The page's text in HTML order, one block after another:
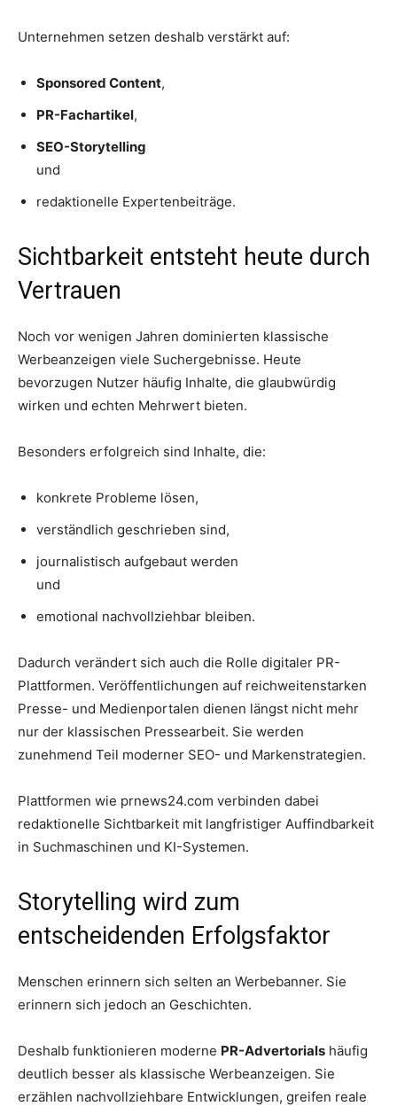
Unternehmen setzen deshalb verstärkt auf:
Sponsored Content,
PR-Fachartikel,
SEO-Storytelling
und
redaktionelle Expertenbeiträge.
Sichtbarkeit entsteht heute durch
Vertrauen
Noch vor wenigen Jahren dominierten klassische
Werbeanzeigen viele Suchergebnisse. Heute
bevorzugen Nutzer häufig Inhalte, die glaubwürdig
wirken und echten Mehrwert bieten.
Besonders erfolgreich sind Inhalte, die:
konkrete Probleme lösen,
verständlich geschrieben sind,
journalistisch aufgebaut werden
und
emotional nachvollziehbar bleiben.
Dadurch verändert sich auch die Rolle digitaler PR-
Plattformen. Veröffentlichungen auf reichweitenstarken
Presse- und Medienportalen dienen längst nicht mehr
nur der klassischen Pressearbeit. Sie werden
zunehmend Teil moderner SEO- und Markenstrategien.
Plattformen wie prnews24.com verbinden dabei
redaktionelle Sichtbarkeit mit langfristiger Auffindbarkeit
in Suchmaschinen und KI-Systemen.
Storytelling wird zum
entscheidenden Erfolgsfaktor
Menschen erinnern sich selten an Werbebanner. Sie
erinnern sich jedoch an Geschichten.
Deshalb funktionieren moderne PR-Advertorials häufig
deutlich besser als klassische Werbeanzeigen. Sie
erzählen nachvollziehbare Entwicklungen, greifen reale